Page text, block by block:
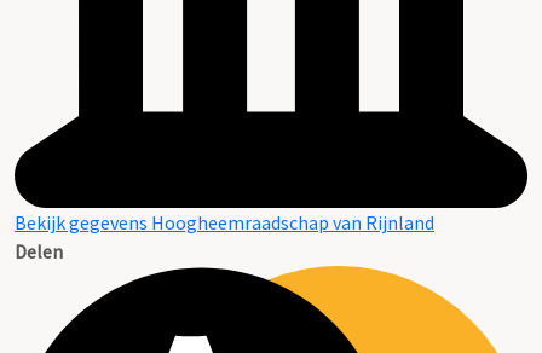
Bekijk gegevens Hoogheemraadschap van Rijnland
Delen